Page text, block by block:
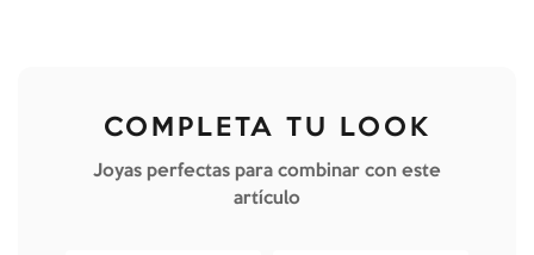
COMPLETA TU LOOK
Joyas perfectas para combinar con este
artículo